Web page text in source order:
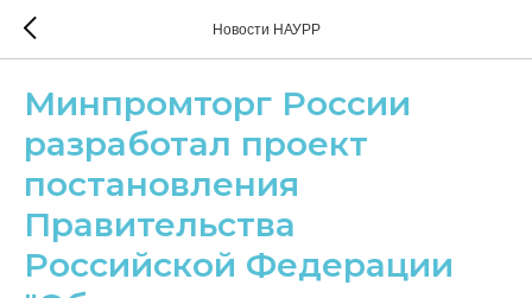
Новости НАУРР
Минпромторг России
разработал проект
постановления
Правительства
Российской Федерации